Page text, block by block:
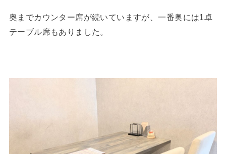
奥までカウンター席が続いていますが、一番奥には1卓
テーブル席もありました。